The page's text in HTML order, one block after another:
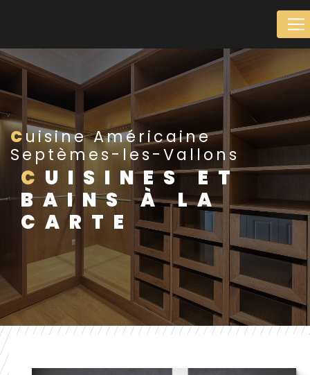
Cuisine Américaine
Septèmes-les-Vallons
CUISINES ET
BAINS À LA
CARTE